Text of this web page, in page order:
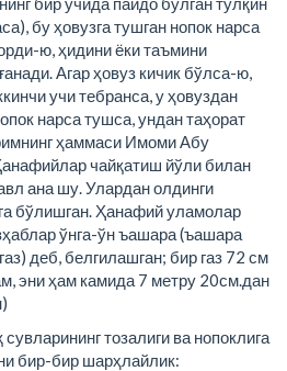
бу ҳовузга тушган нопок нарса
ю, ҳидини ёки таъмини
Агар ҳовуз кичик бўлса-ю,
учи тебранса, у ҳовуздан
нарса тушса, ундан таҳорат
ҳаммаси Имоми Абу
чайқатиш йўли билан
ана шу. Улардан олдинги
бўлишган. Ҳанафий уламолар
ўнга-ўн ъашара (ъашара
деб, белгилашган; бир газ 72 см
эни ҳам камида 7 метру 20см.дан
тозалиги ва нопоклига
бир-бир шарҳлайлик: